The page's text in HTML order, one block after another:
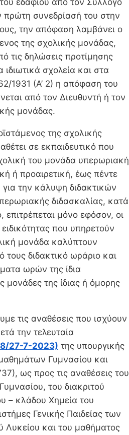
συνεδρίασή του στην
την απόφαση λαμβάνει ο
της σχολικής μονάδας,
τις δηλώσεις προτίμησης
σχολεία και στα
1931 (Α’ 2) η απόφαση του
από τον Διευθυντή ή τον
μονάδας.
της σχολικής
σε εκπαιδευτικό που
του μονάδα υπερωριακή
ή προαιρετική, έως πέντε
την κάλυψη διδακτικών
διδασκαλίας, κατά
επιτρέπεται μόνο εφόσον, οι
ειδικότητας που υπηρετούν
μονάδα καλύπτουν
διδακτικό ωράριο και
ωρών της ίδια
μονάδες της ίδιας ή όμορης
τις αναθέσεις που ισχύουν
την τελευταία
27-7-2023) της υπουργικής
Γυμνασίου και
ως προς τις αναθέσεις του
του διακριτού
– κλάδου Χημεία του
Γενικής Παιδείας των
Λυκείου και του μαθήματος